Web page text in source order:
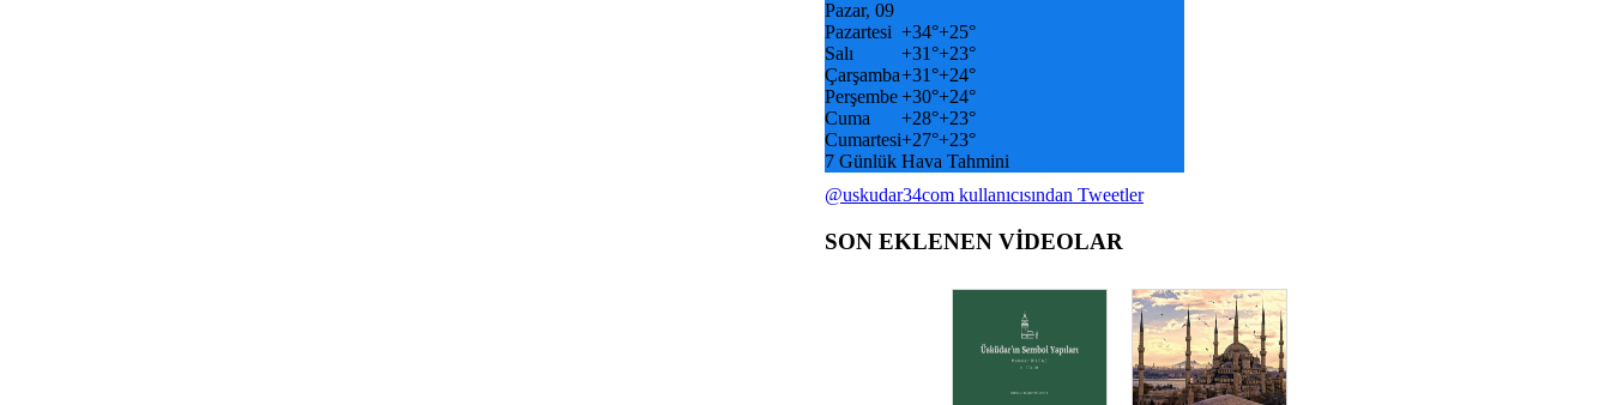
Pazar, 09
Pazartesi +34°+25°
Salı
+31°+23°
Çarşamba+31°+24°
Perşembe+30°+24°
Cuma
+28°+23°
Cumartesi+27°+23°
7 Günlük Hava Tahmini
@uskudar34com kullanıcısından Tweetler
SON EKLENEN VİDEOLAR